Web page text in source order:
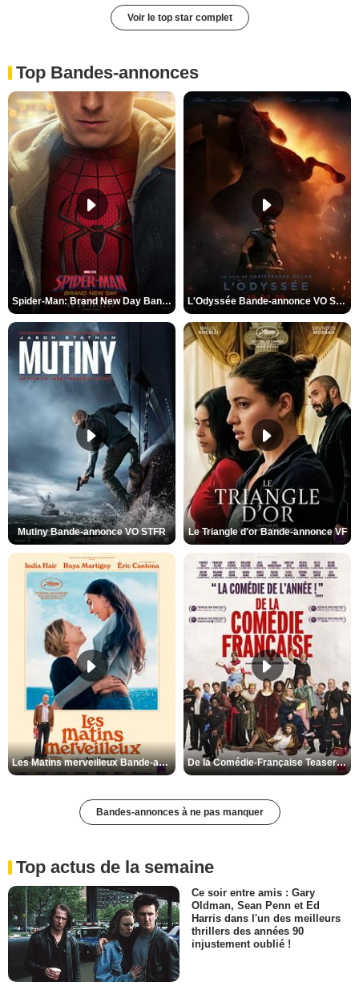
Voir le top star complet
Top Bandes-annonces
Spider-Man: Brand New Day Bande-annonce VO STFR L'Odyssée Bande-annonce VO STFR
Mutiny Bande-annonce VO STFR Le Triangle d'or Bande-annonce VF
Les Matins merveilleux Bande-annonce VF De la Comédie-Française Teaser VF
Bandes-annonces à ne pas manquer
Top actus de la semaine
Ce soir entre amis : Gary
Oldman, Sean Penn et Ed
Harris dans l'un des meilleurs
thrillers des années 90
injustement oublié !